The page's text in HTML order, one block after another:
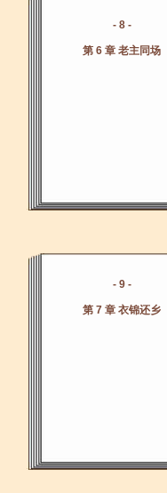
- 8 -
第 6 章 老主同场
- 9 -
第 7 章 衣锦还乡